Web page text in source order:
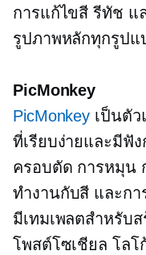
การแก้ไขสี รีทัช แ
รูปภาพหลักทุกรูปแ
PicMonkey
PicMonkey เป็นตั
ที่เรียบง่ายและมีฟั
ครอบตัด การหมุน
ทำงานกับสี และกา
มีเทมเพลตสำหรับ
โพสต์โซเชียล โล